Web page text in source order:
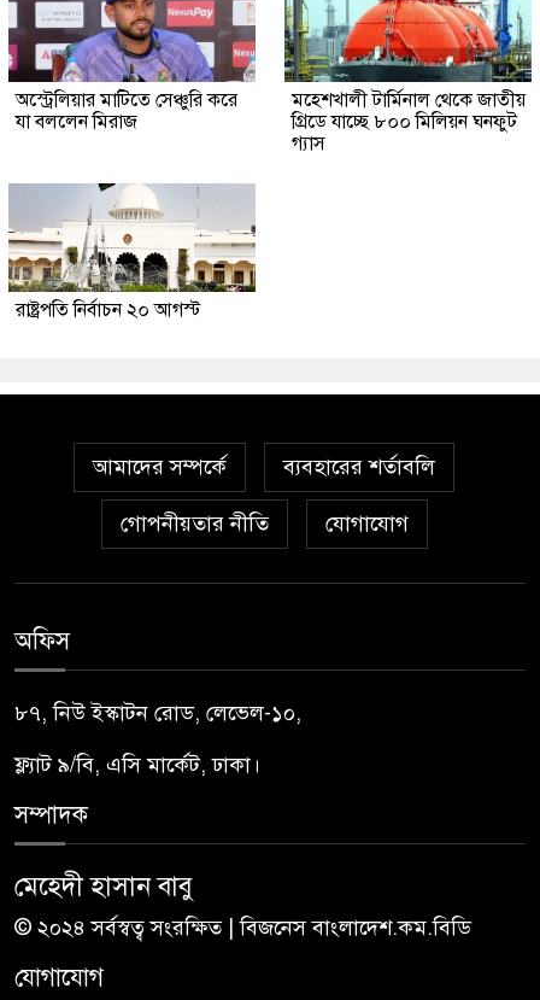
অস্ট্রেলিয়ার মাটিতে সেঞ্চুরি করে
যা বললেন মিরাজ
মহেশখালী টার্মিনাল থেকে জাতীয়
গ্রিডে যাচ্ছে ৮০০ মিলিয়ন ঘনফুট
গ্যাস
রাষ্ট্রপতি নির্বাচন ২০ আগস্ট
আমাদের সম্পর্কে ব্যবহারের শর্তাবলি
গোপনীয়তার নীতি যোগাযোগ
অফিস
৮৭, নিউ ইস্কাটন রোড, লেভেল-১০,
ফ্ল্যাট ৯/বি, এসি মার্কেট, ঢাকা।
সম্পাদক
মেহেদী হাসান বাবু
© ২০২৪ সর্বস্বত্ব সংরক্ষিত | বিজনেস বাংলাদেশ.কম.বিডি
যোগাযোগ